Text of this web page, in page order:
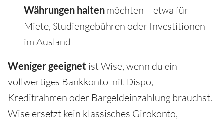
Währungen halten möchten – etwa für
Miete, Studiengebühren oder Investitionen
im Ausland
Weniger geeignet ist Wise, wenn du ein
vollwertiges Bankkonto mit Dispo,
Kreditrahmen oder Bargeldeinzahlung brauchst.
Wise ersetzt kein klassisches Girokonto,